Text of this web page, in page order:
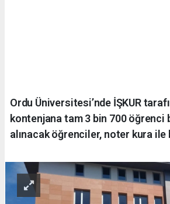
Ordu Üniversitesi’nde İŞKUR
kontenjana tam 3 bin 700 öğrenci
alınacak öğrenciler, noter kura